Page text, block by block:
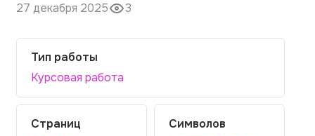
27 декабря 2025 3
Тип работы
Курсовая работа
Страниц
Символов